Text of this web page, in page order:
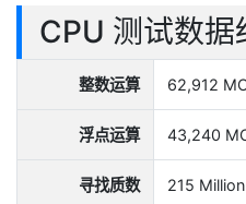
CPU 测试数据
整数运算 62,912
浮点运算 43,240
寻找质数 215